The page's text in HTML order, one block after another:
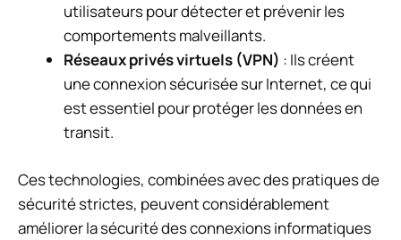
utilisateurs pour détecter et prévenir les
comportements malveillants.
Réseaux privés virtuels (VPN) : Ils créent
une connexion sécurisée sur Internet, ce qui
est essentiel pour protéger les données en
transit.
Ces technologies, combinées avec des pratiques de
sécurité strictes, peuvent considérablement
améliorer la sécurité des connexions informatiques